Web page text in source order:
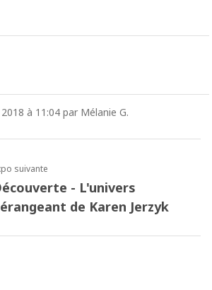
à 11:04 par Mélanie G.
suivante
- L'univers
de Karen Jerzyk